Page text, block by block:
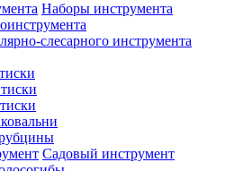
Наборы инструмента
слесарного инструмента
Садовый инструмент